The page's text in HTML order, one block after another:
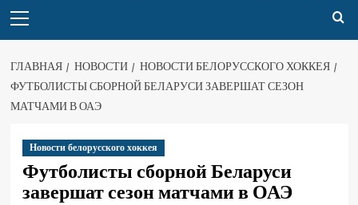
ГЛАВНАЯ НОВОСТИ
НОВОСТИ БЕЛОРУССКОГО ХОККЕЯ
ФУТБОЛИСТЫ СБОРНОЙ БЕЛАРУСИ ЗАВЕРШАТ СЕЗОН
МАТЧАМИ В ОАЭ
Новости белорусского хоккея
Футболисты сборной Беларуси
завершат сезон матчами в ОАЭ